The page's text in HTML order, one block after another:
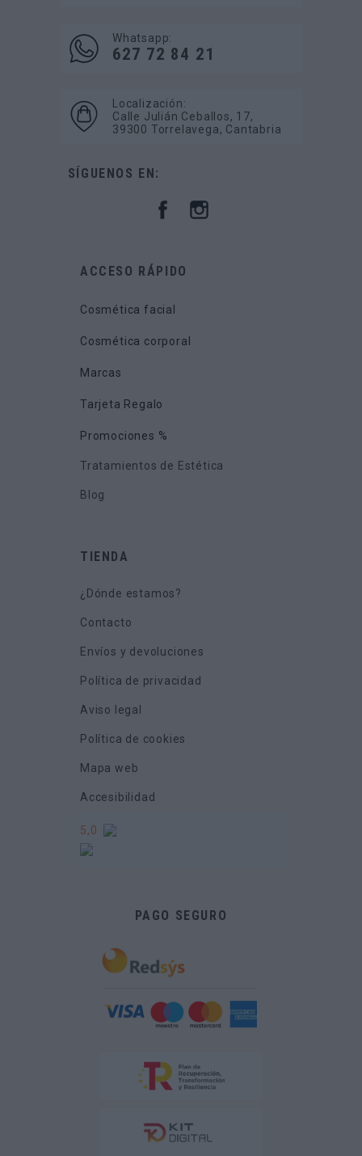
Whatsapp:
627 72 84 21
Localización:
Calle Julián Ceballos, 17,
39300 Torrelavega, Cantabria
SÍGUENOS EN:
ACCESO RÁPIDO
Cosmética facial
Cosmética corporal
Marcas
Tarjeta Regalo
Promociones %
Tratamientos de Estética
Blog
TIENDA
¿Dónde estamos?
Contacto
Envíos y devoluciones
Política de privacidad
Aviso legal
Política de cookies
Mapa web
Accesibilidad
5,0
PAGO SEGURO